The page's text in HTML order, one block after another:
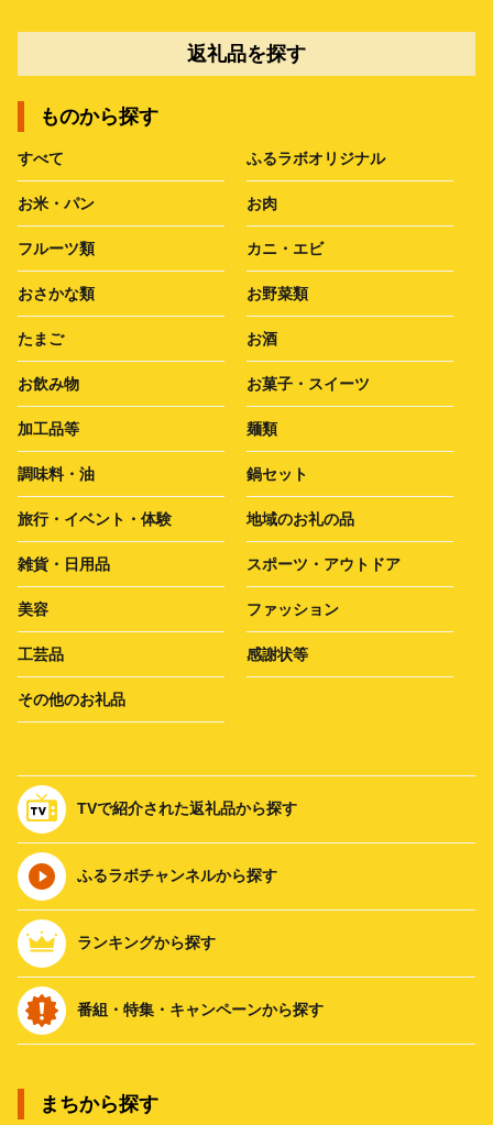
返礼品を探す
ものから探す
すべて ふるラボオリジナル
お米・パン お肉
フルーツ類 カニ・エビ
おさかな類 お野菜類
たまご お酒
お飲み物 お菓子・スイーツ
加工品等 麺類
調味料・油 鍋セット
旅行・イベント・体験 地域のお礼の品
雑貨・日用品 スポーツ・アウトドア
美容 ファッション
工芸品 感謝状等
その他のお礼品
TVで紹介された返礼品から探す
ふるラボチャンネルから探す
ランキングから探す
番組・特集・キャンペーンから探す
まちから探す